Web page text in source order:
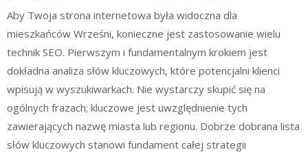
Aby Twoja strona internetowa była widoczna dla
mieszkańców Wrześni, konieczne jest zastosowanie wielu
technik SEO. Pierwszym i fundamentalnym krokiem jest
dokładna analiza słów kluczowych, które potencjalni klienci
wpisują w wyszukiwarkach. Nie wystarczy skupić się na
ogólnych frazach; kluczowe jest uwzględnienie tych
zawierających nazwę miasta lub regionu. Dobrze dobrana lista
słów kluczowych stanowi fundament całej strategii